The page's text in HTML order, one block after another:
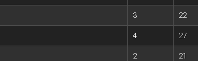
3 22
4 27
2 21